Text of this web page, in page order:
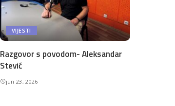
VIJESTI
Razgovor s povodom- Aleksandar
Stević
jun 23, 2026